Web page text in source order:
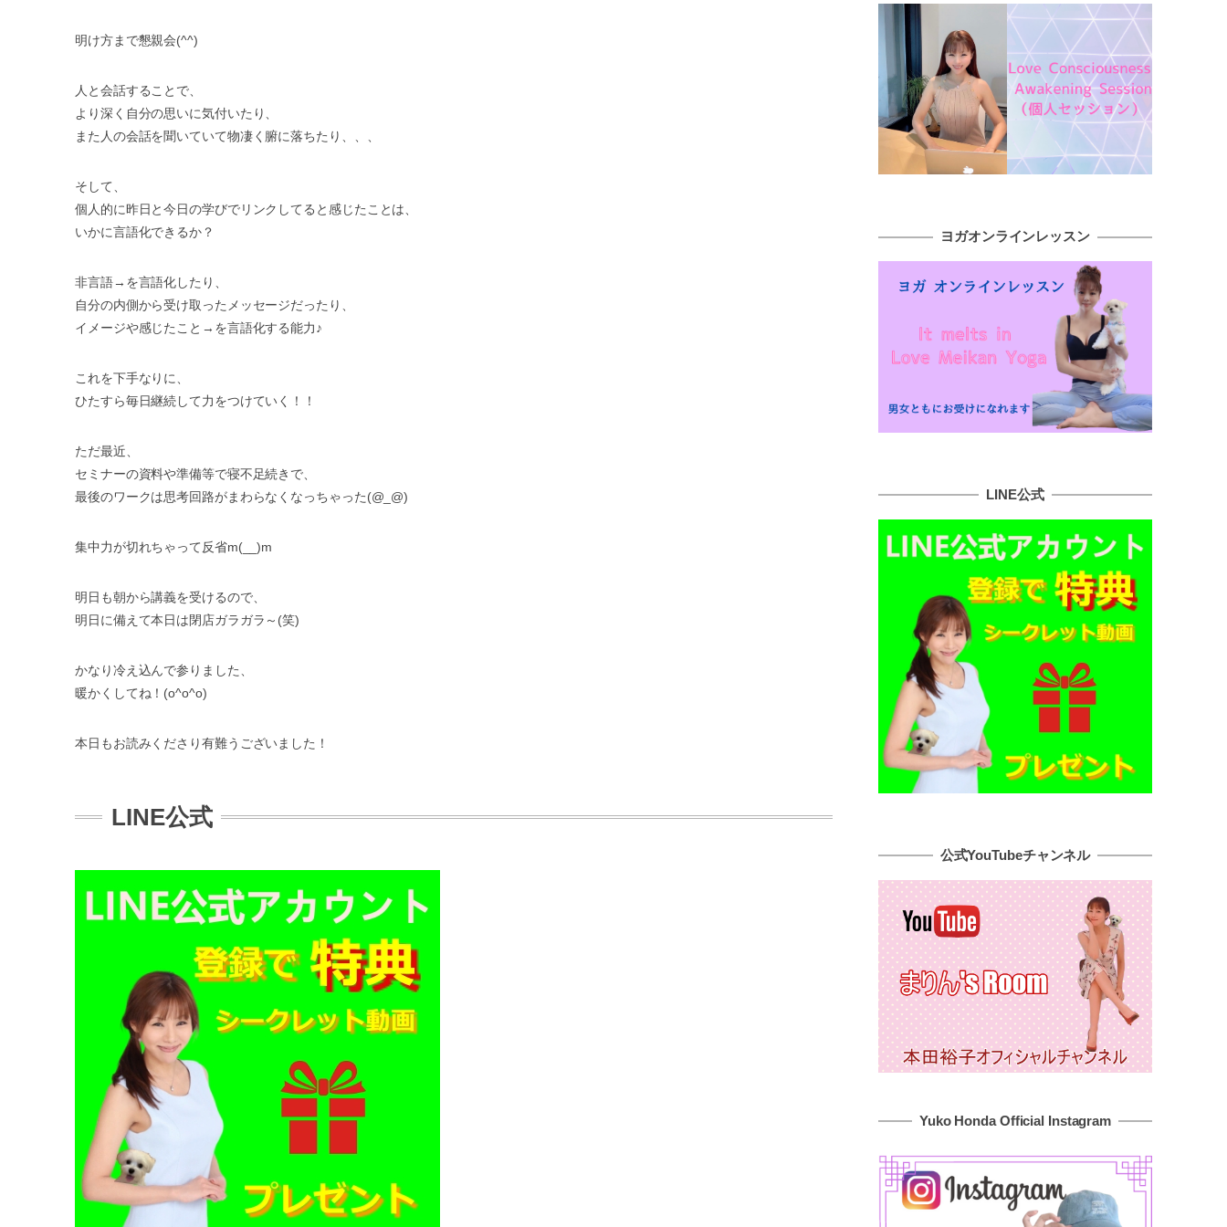
明け方まで懇親会(^^)
人と会話することで、
より深く自分の思いに気付いたり、
また人の会話を聞いていて物凄く腑に落ちたり、、、
そして、
個人的に昨日と今日の学びでリンクしてると感じたことは、
いかに言語化できるか？
非言語→を言語化したり、
自分の内側から受け取ったメッセージだったり、
イメージや感じたこと→を言語化する能力♪
これを下手なりに、
ひたすら毎日継続して力をつけていく！！
ただ最近、
セミナーの資料や準備等で寝不足続きで、
最後のワークは思考回路がまわらなくなっちゃった(@_@)
集中力が切れちゃって反省m(__)m
明日も朝から講義を受けるので、
明日に備えて本日は閉店ガラガラ～(笑)
かなり冷え込んで参りました、
暖かくしてね！(o^o^o)
本日もお読みくださり有難うございました！
LINE公式
ヨガオンラインレッスン
LINE公式
公式YouTubeチャンネル
Yuko Honda Official Instagram